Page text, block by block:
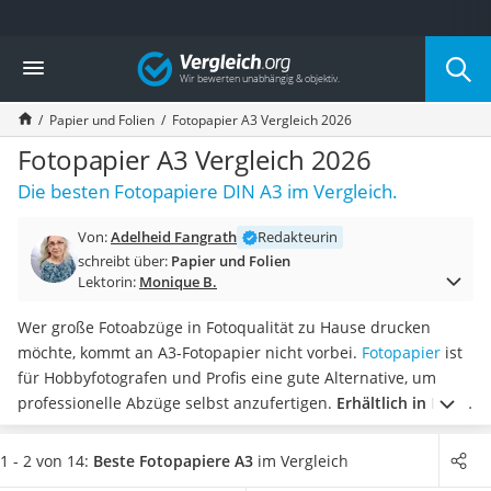
Die beliebtesten Vergleiche nach Kategorie
Wohnen
Matratzen-Topper
Matratzen
Konferenzlautsprecher
Tageslichtlampe
Badlüfter
Bürohocker
Außenleuchte mit Kamera
Akku-Tischlampe
Konferenzmikrofon
Klappmatratze
Duschkopf mit Kalkfilter
Aktenvernichter Sicherheitsstufe 4
Bettgitter
Vergleich
Papier und Folien Fotopapier A3 Vergleich 2026
Fotopapier A3 Vergleich 2026
Die besten Fotopapiere DIN A3 im Vergleich.
Von:Adelheid Fangrath
Redakteurin
schreibt über: Papier und Folien
Lektorin: Monique B.
Wer große Fotoabzüge in Fotoqualität zu Hause drucken
möchte, kommt an A3-Fotopapier nicht vorbei. Fotopapier ist
für Hobbyfotografen und Profis eine gute Alternative, um
professionelle Abzüge selbst anzufertigen. Erhältlich in Matt,
Glänzend und Hochglänzend, können die Prints in
hervorragender Qualität umgesetzt werden.
1 - 2 von 14: Beste Fotopapiere A3 im Vergleich